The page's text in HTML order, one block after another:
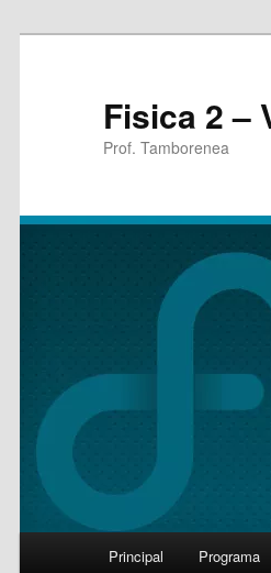
Fisica 2 –
Prof. Tamborenea
Skip
Principal Programa